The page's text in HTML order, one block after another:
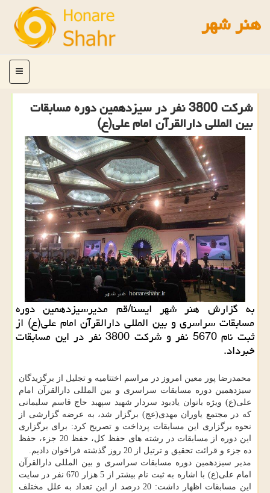
هنر شهر
منو
شركت 3800 نفر در سیزدهمین دوره مسابقات
بین المللی دارالقرآن امام علی(ع)
به گزارش هنر شهر ایسنا/قم مدیرسیزدهمین دوره
مسابقات سراسری و بین المللی دارالقرآن امام علی(ع) از
ثبت نام 5670 نفر و شركت 3800 نفر در این مسابقات
خبرداد.
محمدرضا پور معین امروز در مراسم اختتامیه و تجلیل از برگزیدگان
سیزدهمین دوره مسابقات سراسری و بین المللی دارالقرآن امام
علی(ع) ویژه بانوان یادبود سردار شهید سپهبد حاج قاسم سلیمانی
كه در مجتمع یاوران مهدی(عج) برگزار شد، به عرضه گزارشی از
نحوه برگزاری این مسابقات پرداخت و تصریح كرد: برای برگزاری
این دوره از مسابقات در رشته های حفظ كل، حفظ 20 جزء، حفظ
ده جزء و قرائت تحقیق و ترتیل از 20 روز گذشته فراخوان دادیم.
مدیر سیزدهمین دوره مسابقات سراسری و بین المللی دارالقرآن
امام علی(ع) با اشاره به ثبت نام بیشتر از 5 هزار 670 نفر در سایت
این مسابقات اظهار داشت: 20 درصد از این تعداد به علل مختلف